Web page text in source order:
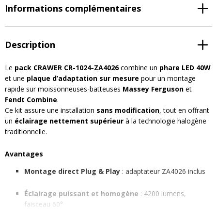
Informations complémentaires
Description
Le pack CRAWER CR-1024-ZA4026combine un phare LED 40W
et une plaque d’adaptation sur mesure pour un montage
rapide sur moissonneuses-batteuses Massey Ferguson et
Fendt Combine.
Ce kit assure une installation sans modification, tout en offrant
un éclairage nettement supérieur à la technologie halogène
traditionnelle.
Avantages
Montage direct Plug & Play : adaptateur ZA4026 inclus
Éclairage puissant et homogène : 4200 lumens,
faisceau 60°